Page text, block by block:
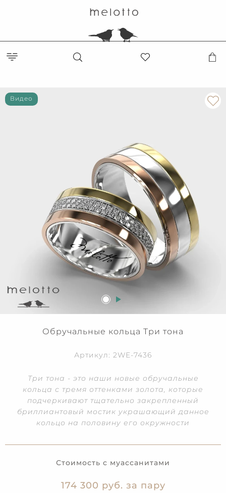
Видео
Обручальные кольца Три тона
Артикул: 2WE-7436
Три тона - это наши новые обручальные
кольца с тремя оттенками золота, которые
подчеркивают тщательно закрепленный
бриллиантовый мостик украшающий данное
кольцо на половину его окружности
Стоимость с муассанитами
174 300 руб. за пару